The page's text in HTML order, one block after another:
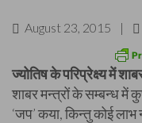
August 23, 2015 |
ज्योतिष के परिप्रेक्ष्य में
शाबर मन्त्रों के सम्बन्ध में
‘जप’ कया, किन्तु कोई लाभ